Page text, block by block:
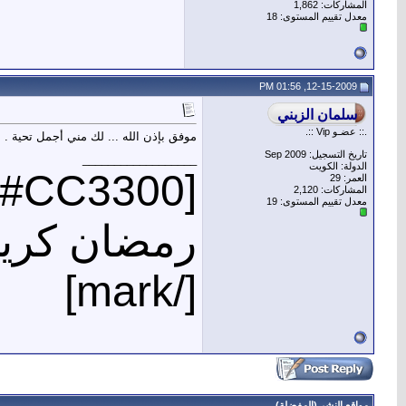
المشاركات: 1,862
معدل تقييم المستوى: 18
.:: عضـو Vip ::.
تاريخ التسجيل: Sep 2009
الدولة: الكويت
العمر: 29
المشاركات: 2,120
معدل تقييم المستوى: 19
موفق بإذن الله ... لك مني أجمل تحية .
[mark=#CC3300]
رمضان
[/mark]